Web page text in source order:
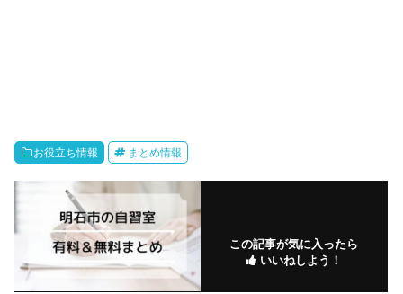
お役立ち情報 まとめ情報
この記事が気に入ったら
いいねしよう！